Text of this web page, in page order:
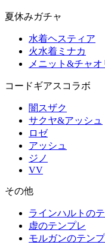
夏休みガチャ
水着ヘスティア
火水着ミナカ
メニット&チャオ
コードギアスコラボ
闇スザク
サクヤ&アッシュ
ロゼ
アッシュ
ジノ
VV
その他
ラインハルトの
虚のテンプレ
モルガンのテン